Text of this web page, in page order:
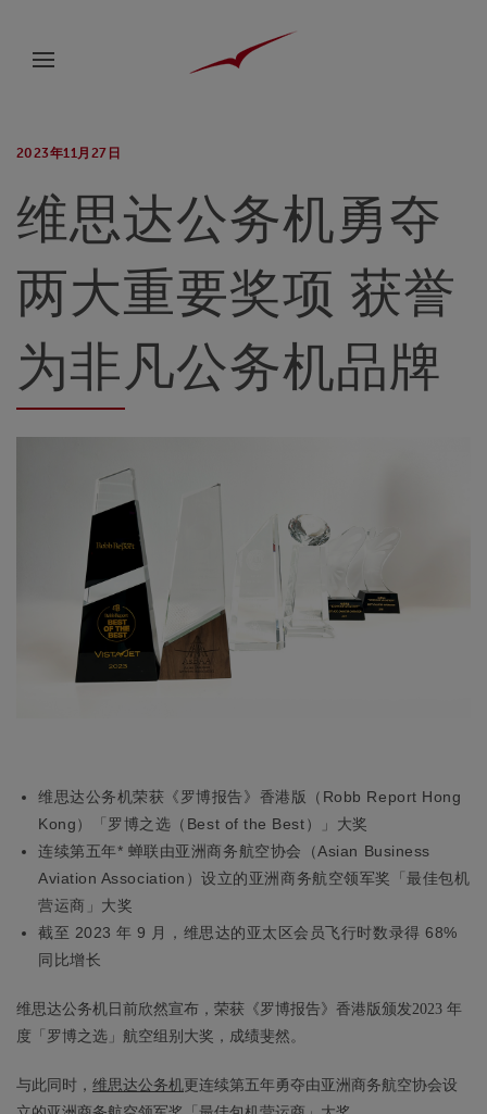
2023年11月27日
维思达公务机勇夺
两大重要奖项 获誉
为非凡公务机品牌
维思达公务机荣获《罗博报告》香港版（Robb Report Hong
Kong）「罗博之选（Best of the Best）」大奖
连续第五年* 蝉联由亚洲商务航空协会（Asian Business
Aviation Association）设立的亚洲商务航空领军奖「最佳包机
营运商」大奖
截至 2023 年 9 月，维思达的亚太区会员飞行时数录得 68%
同比增长
维思达公务机日前欣然宣布，荣获《罗博报告》香港版颁发2023 年
度「罗博之选」航空组别大奖，成绩斐然。
与此同时， 维思达公务机更连续第五年勇夺由亚洲商务航空协会设